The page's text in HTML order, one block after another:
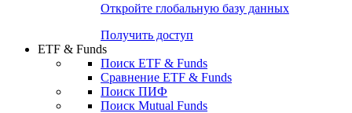
Откройте глобальную базу данных
Получить доступ
ETF & Funds
Поиск ETF & Funds
Сравнение ETF & Funds
Поиск ПИФ
Поиск Mutual Funds